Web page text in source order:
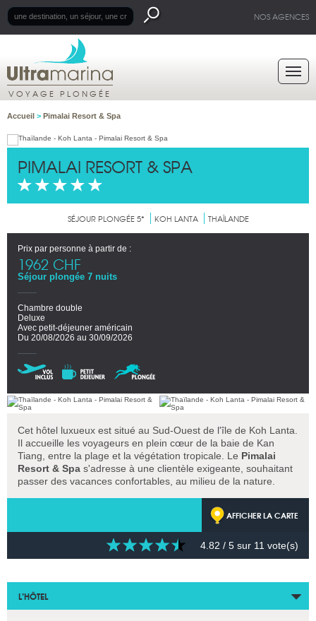
NOS AGENCES
VOYAGE PLONGÉE
Accueil > Pimalai Resort & Spa
PIMALAI RESORT & SPA
SÉJOUR PLONGÉE 5* KOH LANTA THAÏLANDE
Prix par personne à partir de :
1962 CHF
Séjour plongée 7 nuits
Chambre double
Deluxe
Avec petit-déjeuner américain
Du 20/08/2026 au 30/09/2026
Cet hôtel luxueux est situé au Sud-Ouest de l'île de Koh Lanta.
Il accueille les voyageurs en plein cœur de la baie de Kan
Tiang, entre la plage et la végétation tropicale. Le Pimalai
Resort & Spa s'adresse à une clientèle exigeante, souhaitant
passer des vacances confortables, au milieu de la nature.
AFFICHER LA CARTE
4.82 / 5 sur 11 vote(s)
L’HÔTEL